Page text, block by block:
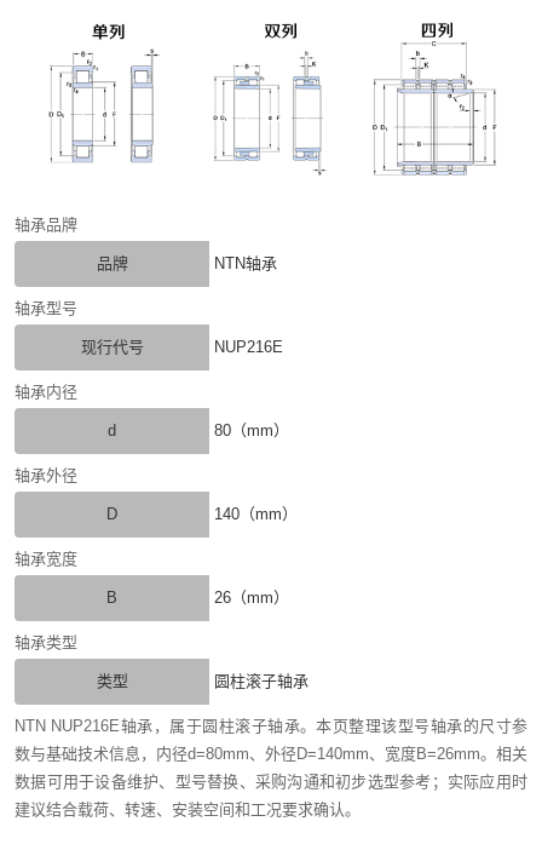
轴承品牌
品牌 NTN轴承
轴承型号
现行代号 NUP216E
轴承内径
d 80（mm）
轴承外径
D 140（mm）
轴承宽度
B 26（mm）
轴承类型
类型 圆柱滚子轴承
NTN NUP216E轴承，属于圆柱滚子轴承。本页整理该型号轴承的尺寸参
数与基础技术信息，内径d=80mm、外径D=140mm、宽度B=26mm。相关
数据可用于设备维护、型号替换、采购沟通和初步选型参考；实际应用时
建议结合载荷、转速、安装空间和工况要求确认。